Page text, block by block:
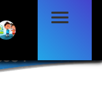
ด็จพระนาง
รมราชชนนี
คลเฉลิม
ษา